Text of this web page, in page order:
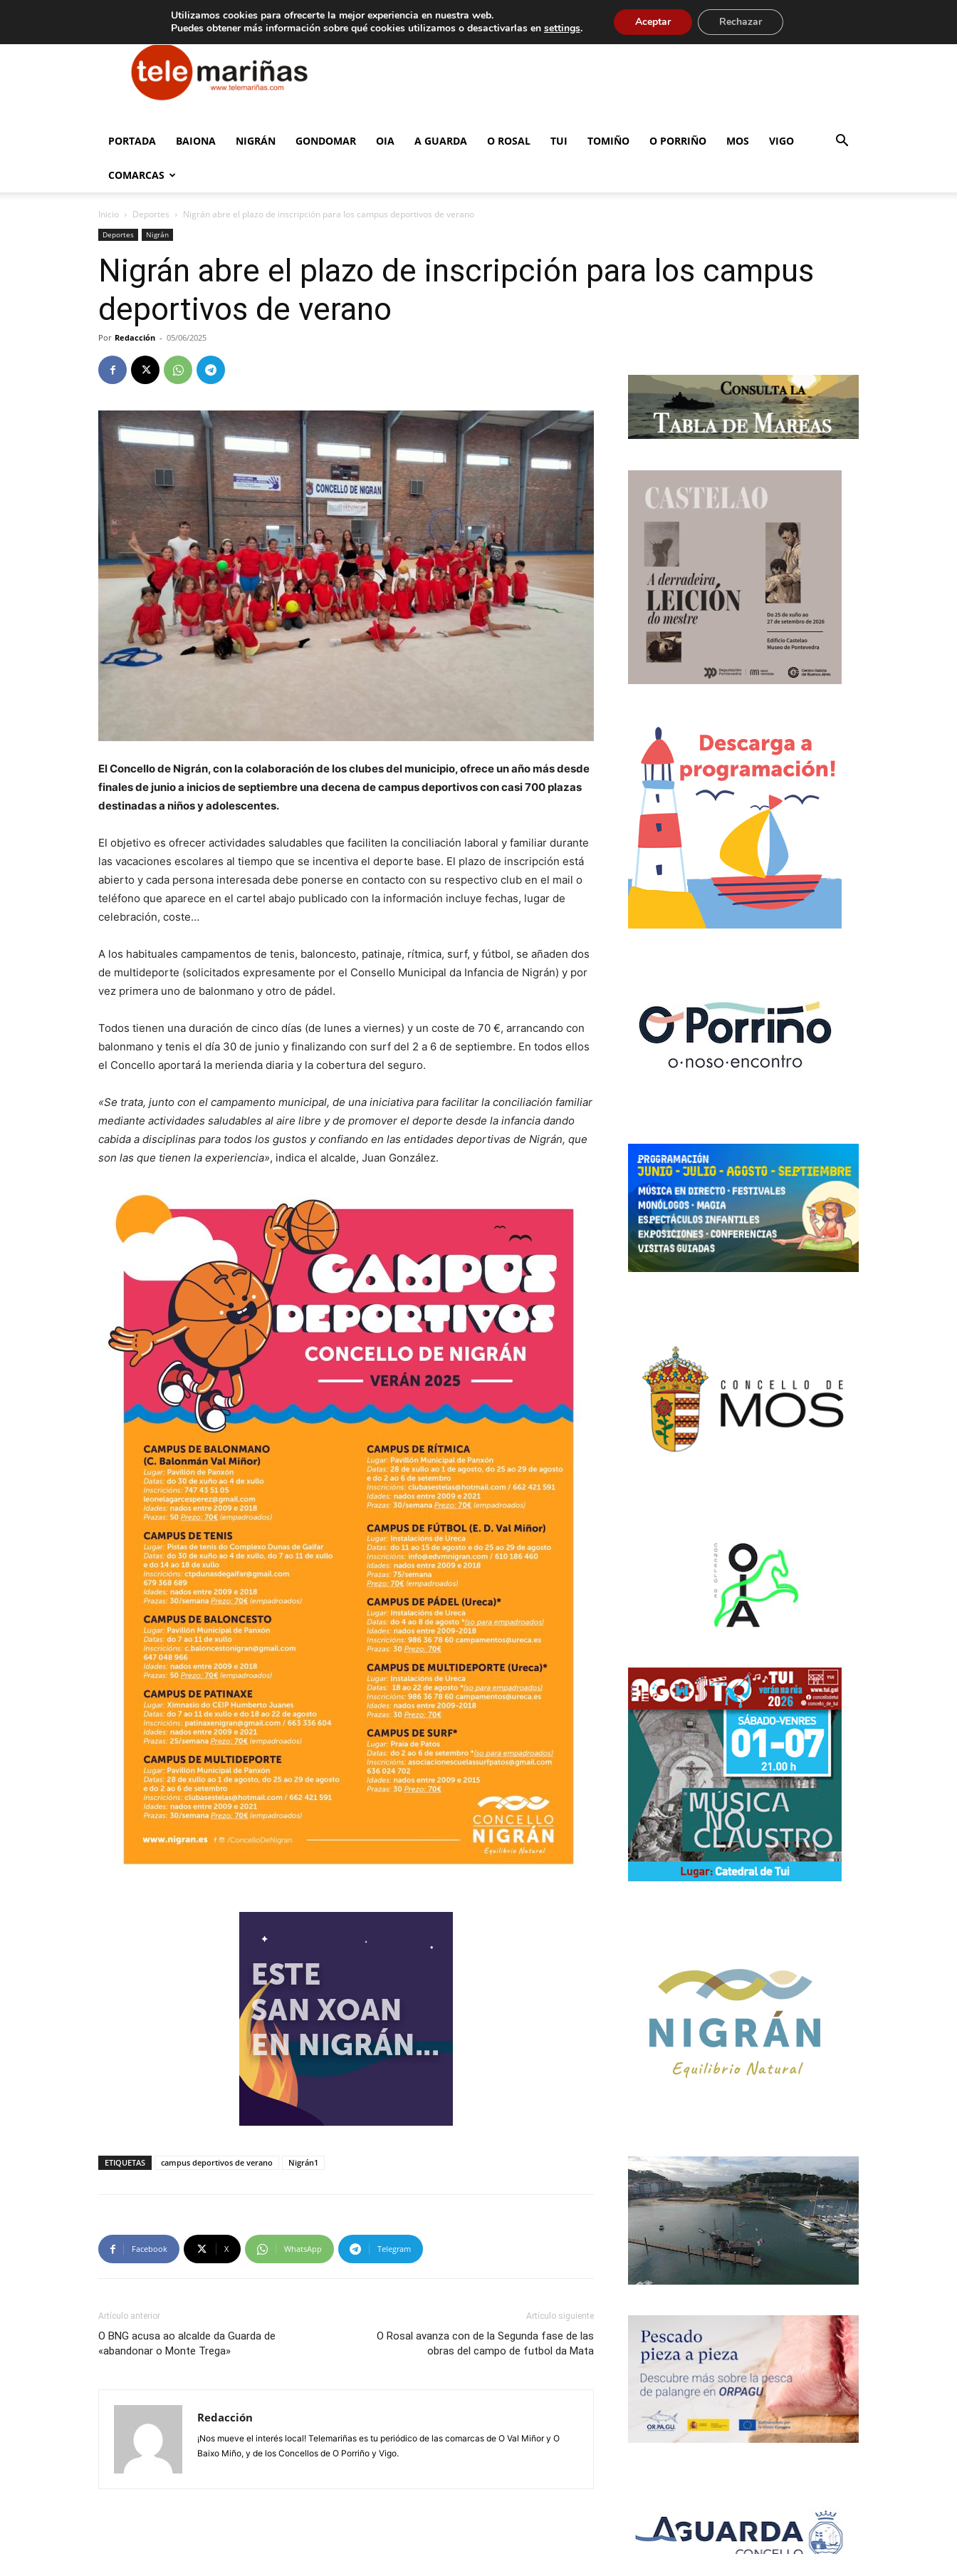
Aviso legal Tarifas de publicidad
Telemariñas
PORTADA BAIONA NIGRÁN GONDOMAR OIA A GUARDA O ROSAL TUI TOMIÑO O PORRIÑO MOS VIGO
COMARCAS
Inicio Deportes Nigrán abre el plazo de inscripción para los campus deportivos de verano
Deportes Nigrán
Nigrán abre el plazo de inscripción para los campus
deportivos de verano
Por Redacción - 05/06/2025
El Concello de Nigrán, con la colaboración de los clubes del municipio, ofrece un año más desde
finales de junio a inicios de septiembre una decena de campus deportivos con casi 700 plazas
destinadas a niños y adolescentes.
El objetivo es ofrecer actividades saludables que faciliten la conciliación laboral y familiar durante
las vacaciones escolares al tiempo que se incentiva el deporte base. El plazo de inscripción está
abierto y cada persona interesada debe ponerse en contacto con su respectivo club en el mail o
teléfono que aparece en el cartel abajo publicado con la información incluye fechas, lugar de
celebración, coste…
A los habituales campamentos de tenis, baloncesto, patinaje, rítmica, surf, y fútbol, se añaden dos
de multideporte (solicitados expresamente por el Consello Municipal da Infancia de Nigrán) y por
vez primera uno de balonmano y otro de pádel.
Todos tienen una duración de cinco días (de lunes a viernes) y un coste de 70 €, arrancando con
balonmano y tenis el día 30 de junio y finalizando con surf del 2 a 6 de septiembre. En todos ellos
el Concello aportará la merienda diaria y la cobertura del seguro.
«Se trata, junto con el campamento municipal, de una iniciativa para facilitar la conciliación familiar
mediante actividades saludables al aire libre y de promover el deporte desde la infancia dando
cabida a disciplinas para todos los gustos y confiando en las entidades deportivas de Nigrán, que
son las que tienen la experiencia», indica el alcalde, Juan González.
ETIQUETAS campus deportivos de verano Nigrán1
Facebook X WhatsApp Telegram
Artículo anterior
O BNG acusa ao alcalde da Guarda de
«abandonar o Monte Trega»
Artículo siguiente
O Rosal avanza con de la Segunda fase de las
obras del campo de futbol da Mata
Redacción
¡Nos mueve el interés local! Telemariñas es tu periódico de las comarcas de O Val Miñor y O
Baixo Miño, y de los Concellos de O Porriño y Vigo.
Utilizamos cookies para ofrecerte la mejor experiencia en nuestra web.
Puedes obtener más información sobre qué cookies utilizamos o desactivarlas en settings. Aceptar Rechazar